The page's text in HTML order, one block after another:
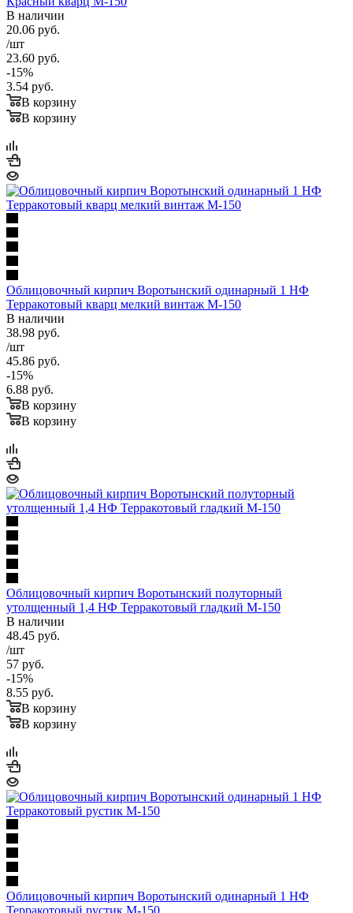
В наличии
20.06 руб.
/шт
23.60 руб.
-15%
3.54 руб.
В корзину
В корзину
Облицовочный кирпич Воротынский одинарный 1 НФ
Терракотовый кварц мелкий винтаж М-150
В наличии
38.98 руб.
/шт
45.86 руб.
-15%
6.88 руб.
В корзину
В корзину
Облицовочный кирпич Воротынский полуторный
утолщенный 1,4 НФ Терракотовый гладкий М-150
В наличии
48.45 руб.
/шт
57 руб.
-15%
8.55 руб.
В корзину
В корзину
Облицовочный кирпич Воротынский одинарный 1 НФ